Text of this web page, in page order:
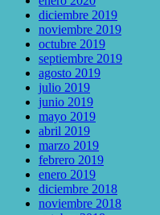
diciembre 2019
noviembre 2019
octubre 2019
septiembre 2019
agosto 2019
julio 2019
junio 2019
mayo 2019
abril 2019
marzo 2019
febrero 2019
enero 2019
diciembre 2018
noviembre 2018